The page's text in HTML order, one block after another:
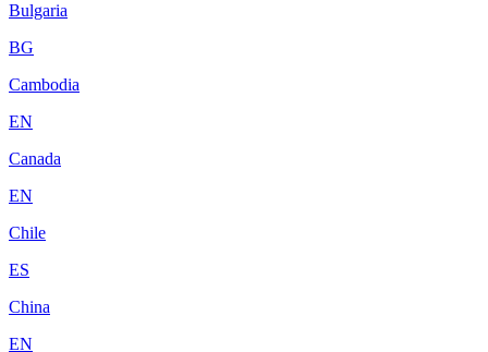
Bulgaria
BG
Cambodia
EN
Canada
EN
Chile
ES
China
EN